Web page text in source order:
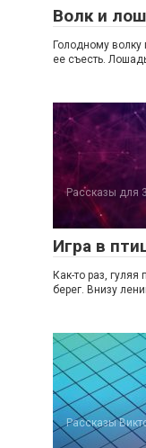
Волк и
Голодному волку
ее съесть.
Рассказы для
Игра в
Как-то раз, гуляя
берег. Внизу
Рассказы